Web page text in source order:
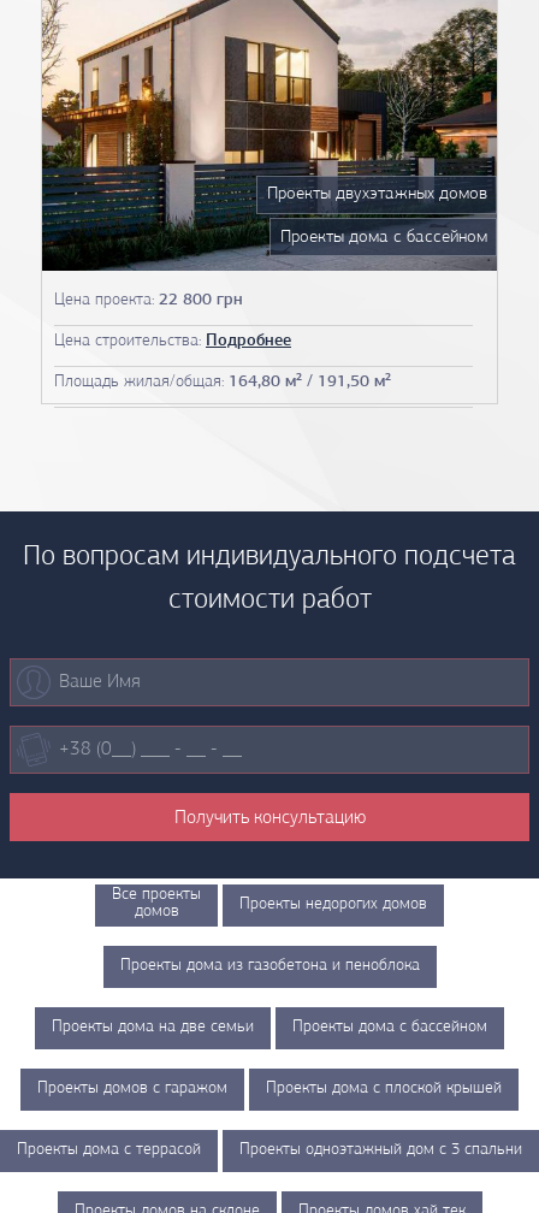
Цена проекта: 22 800 грн
Цена строительства: Подробнее
Площадь жилая/общая: 164,80 м² / 191,50 м²
Проекты двухэтажных домов
Проекты дома с бассейном
Проекты домов 14 на 14
Проекты домов 15 на 15
Проекты домов до 200 м2
По вопросам индивидуального подсчета
стоимости работ
Все проекты
домов
Проекты недорогих домов
Проекты дома из газобетона и пеноблока
Проекты дома на две семьи Проекты дома с бассейном
Проекты домов с гаражом Проекты дома с плоской крышей
Проекты дома с террасой Проекты одноэтажный дом с 3 спальни